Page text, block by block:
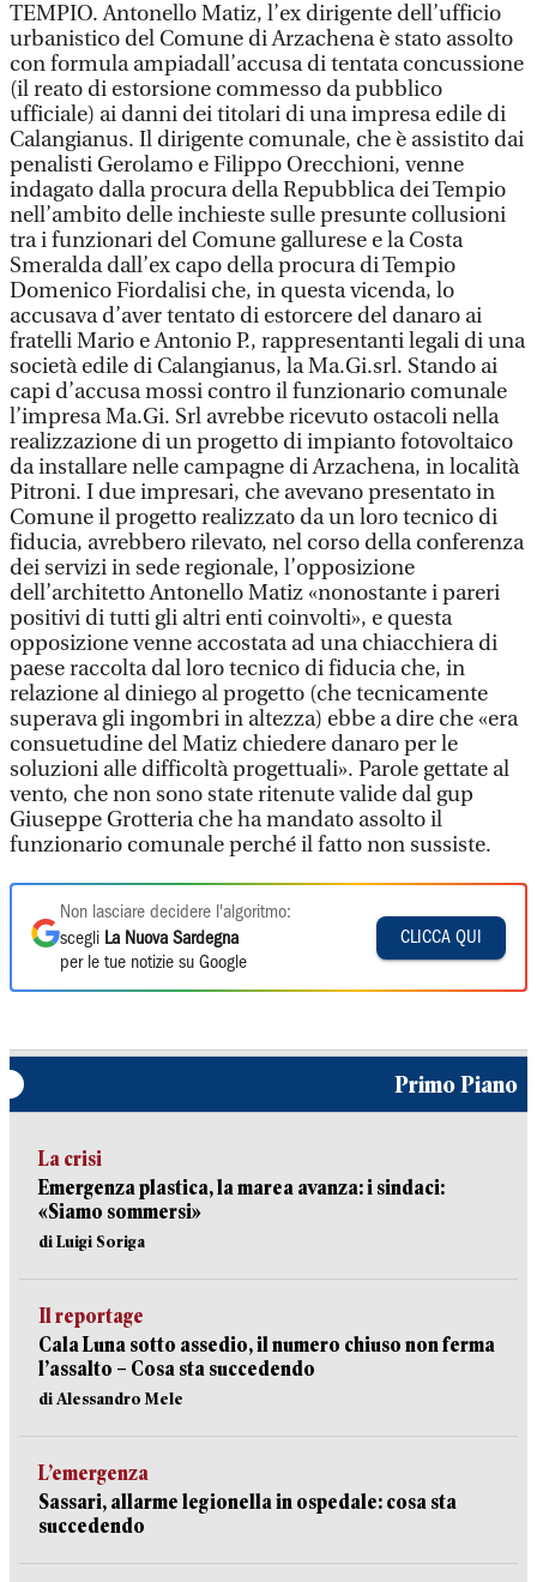
TEMPIO. Antonello Matiz, l’ex dirigente dell’ufficio
urbanistico del Comune di Arzachena è stato assolto
con formula ampiadall’accusa di tentata concussione
(il reato di estorsione commesso da pubblico
ufficiale) ai danni dei titolari di una impresa edile di
Calangianus. Il dirigente comunale, che è assistito dai
penalisti Gerolamo e Filippo Orecchioni, venne
indagato dalla procura della Repubblica dei Tempio
nell’ambito delle inchieste sulle presunte collusioni
tra i funzionari del Comune gallurese e la Costa
Smeralda dall’ex capo della procura di Tempio
Domenico Fiordalisi che, in questa vicenda, lo
accusava d’aver tentato di estorcere del danaro ai
fratelli Mario e Antonio P., rappresentanti legali di una
società edile di Calangianus, la Ma.Gi.srl. Stando ai
capi d’accusa mossi contro il funzionario comunale
l’impresa Ma.Gi. Srl avrebbe ricevuto ostacoli nella
realizzazione di un progetto di impianto fotovoltaico
da installare nelle campagne di Arzachena, in località
Pitroni. I due impresari, che avevano presentato in
Comune il progetto realizzato da un loro tecnico di
fiducia, avrebbero rilevato, nel corso della conferenza
dei servizi in sede regionale, l’opposizione
dell’architetto Antonello Matiz «nonostante i pareri
positivi di tutti gli altri enti coinvolti», e questa
opposizione venne accostata ad una chiacchiera di
paese raccolta dal loro tecnico di fiducia che, in
relazione al diniego al progetto (che tecnicamente
superava gli ingombri in altezza) ebbe a dire che «era
consuetudine del Matiz chiedere danaro per le
soluzioni alle difficoltà progettuali». Parole gettate al
vento, che non sono state ritenute valide dal gup
Giuseppe Grotteria che ha mandato assolto il
funzionario comunale perché il fatto non sussiste.
Non lasciare decidere l'algoritmo:
scegli La Nuova Sardegna
per le tue notizie su Google
CLICCA QUI
Primo Piano
La crisi
Emergenza plastica, la marea avanza: i sindaci:
«Siamo sommersi»
di Luigi Soriga
Il reportage
Cala Luna sotto assedio, il numero chiuso non ferma
l’assalto – Cosa sta succedendo
di Alessandro Mele
L’emergenza
Sassari, allarme legionella in ospedale: cosa sta
succedendo